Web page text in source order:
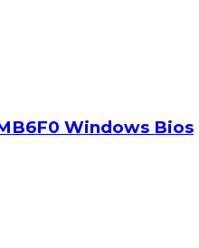
Windows Bios